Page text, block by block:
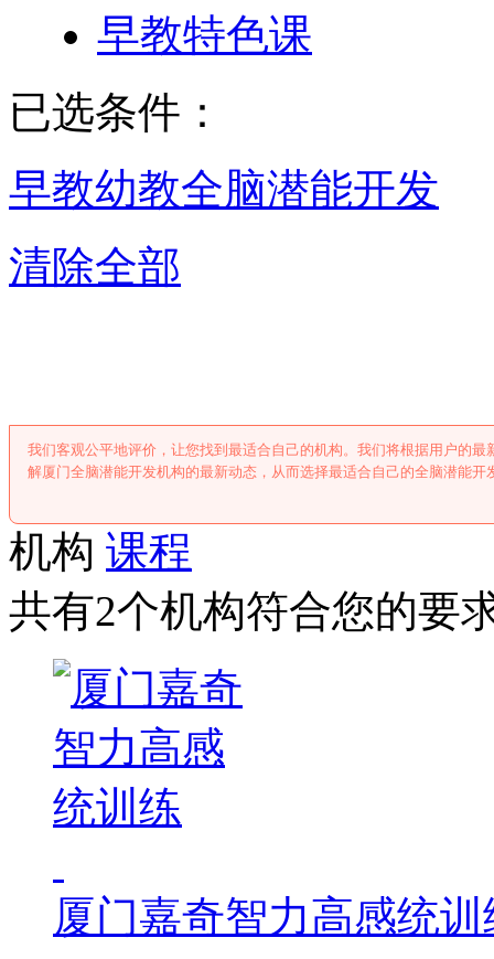
早教特色课
已选条件：
早教幼教全脑潜能开发
清除全部
我们客观公平地评价，让您找到最适合自己的机构。我们将根据用户的
解厦门全脑潜能开发机构的最新动态，从而选择最适合自己的全脑潜能开
机构 课程
共有2个机构符合您的要
厦门嘉奇智力高感统训